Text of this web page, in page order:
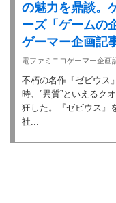
の魅力を鼎談。
ーズ「ゲームの
ゲーマー企画記
電ファミニコゲーマー企画
不朽の名作『ゼビウ
時、”異質”といえるク
狂した。『ゼビウス』
社...